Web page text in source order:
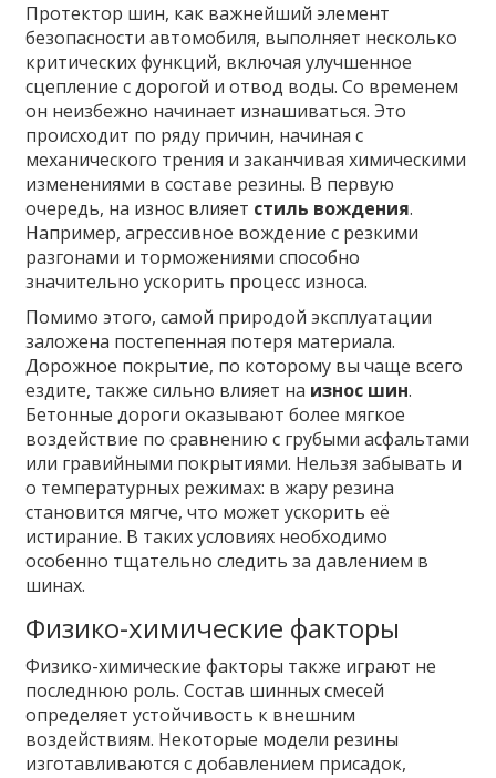
Протектор шин, как важнейший элемент
безопасности автомобиля, выполняет несколько
критических функций, включая улучшенное
сцепление с дорогой и отвод воды. Со временем
он неизбежно начинает изнашиваться. Это
происходит по ряду причин, начиная с
механического трения и заканчивая химическими
изменениями в составе резины. В первую
очередь, на износ влияет стиль вождения.
Например, агрессивное вождение с резкими
разгонами и торможениями способно
значительно ускорить процесс износа.
Помимо этого, самой природой эксплуатации
заложена постепенная потеря материала.
Дорожное покрытие, по которому вы чаще всего
ездите, также сильно влияет на износ шин.
Бетонные дороги оказывают более мягкое
воздействие по сравнению с грубыми асфальтами
или гравийными покрытиями. Нельзя забывать и
о температурных режимах: в жару резина
становится мягче, что может ускорить её
истирание. В таких условиях необходимо
особенно тщательно следить за давлением в
шинах.
Физико-химические факторы
Физико-химические факторы также играют не
последнюю роль. Состав шинных смесей
определяет устойчивость к внешним
воздействиям. Некоторые модели резины
изготавливаются с добавлением присадок,